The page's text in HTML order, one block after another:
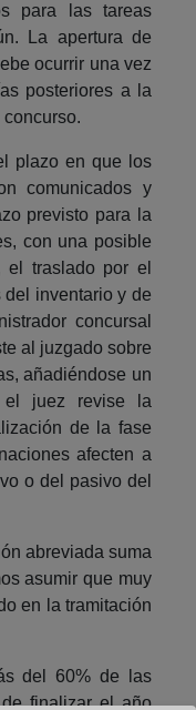
para las tareas
La apertura de
ocurrir una vez
posteriores a la
plazo en que los
comunicados y
previsto para la
con una posible
el traslado por el
inventario y de
concursal
al juzgado sobre
añadiéndose un
juez revise la
de la fase
afecten a
o del pasivo del
abreviada suma
asumir que muy
en la tramitación
del 60% de las
finalizar el año